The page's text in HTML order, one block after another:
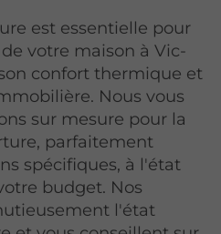
est essentielle pour
votre maison à Vic-
confort thermique et
Nous vous
sur mesure pour la
parfaitement
spécifiques, à l'état
budget. Nos
l'état